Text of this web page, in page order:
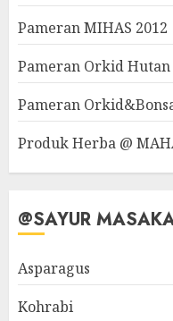
Pameran MIHAS 2012
Pameran Orkid Hutan
Pameran
Produk Herba @
@SAYUR
Asparagus
Kohrabi